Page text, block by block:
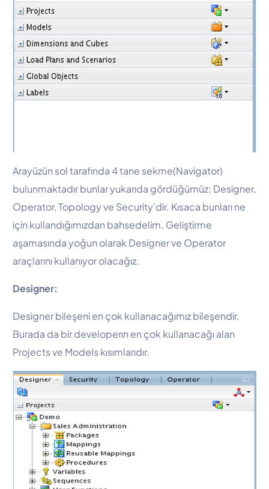
Arayüzün sol tarafında 4 tane sekme(Navigator)
bulunmaktadır bunlar yukarıda gördüğümüz; Designer,
Operator, Topology ve Security’dir. Kısaca bunları ne
için kullandığımızdan bahsedelim. Geliştirme
aşamasında yoğun olarak Designer ve Operator
araçlarını kullanıyor olacağız.
Designer:
Designer bileşeni en çok kullanacağımız bileşendir.
Burada da bir developerın en çok kullanacağı alan
Projects ve Models kısımlarıdır.